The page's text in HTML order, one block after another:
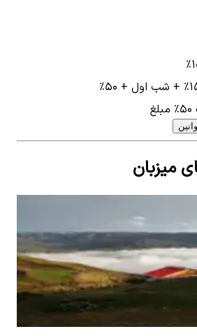
میزبان
در روستای گردوویشه توتکابن -
ویلا کوهستانی در روستای گردوویشه